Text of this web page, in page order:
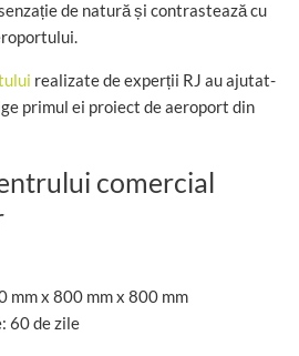
de natură și contrastează cu
realizate de experții RJ au ajutat-
primul ei proiect de aeroport din
comercial
mm x 800 mm x 800 mm
60 de zile